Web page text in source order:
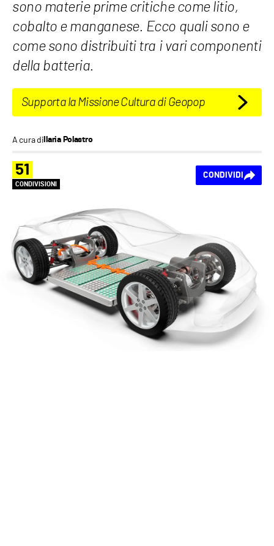
sono materie prime critiche come litio,
cobalto e manganese. Ecco quali sono e
come sono distribuiti tra i vari componenti
della batteria.
Supporta la Missione Cultura di Geopop
A cura di Ilaria Polastro
51
CONDIVISIONI
CONDIVIDI